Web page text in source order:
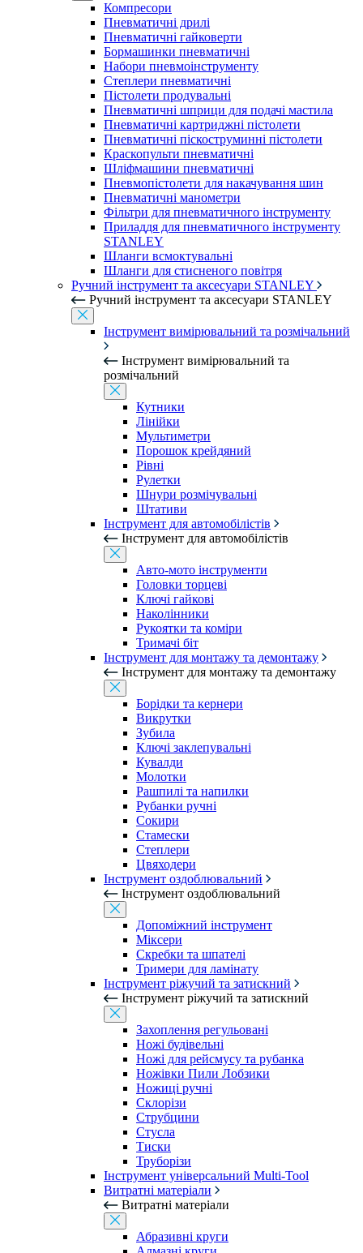
Компресори
Пневматичні дрилі
Пневматичні гайковерти
Бормашинки пневматичні
Набори пневмоінструменту
Степлери пневматичні
Пістолети продувальні
Пневматичні шприци для подачі мастила
Пневматичні картриджні пістолети
Пневматичні піскоструминні пістолети
Краскопульти пневматичні
Шліфмашини пневматичні
Пневмопістолети для накачування шин
Пневматичні манометри
Фільтри для пневматичного інструменту
Приладдя для пневматичного інструменту
STANLEY
Шланги всмоктувальні
Шланги для стисненого повітря
Ручний інструмент та аксесуари STANLEY
Ручний інструмент та аксесуари STANLEY
Інструмент вимірювальний та розмічальний
Інструмент вимірювальний та
розмічальний
Кутники
Лінійки
Мультиметри
Порошок крейдяний
Рівні
Рулетки
Шнури розмічувальні
Штативи
Інструмент для автомобілістів
Інструмент для автомобілістів
Авто-мото інструменти
Головки торцеві
Ключі гайкові
Наколінники
Рукоятки та коміри
Тримачі біт
Інструмент для монтажу та демонтажу
Інструмент для монтажу та демонтажу
Борідки та кернери
Викрутки
Зубила
Ключі заклепувальні
Кувалди
Молотки
Рашпилі та напилки
Рубанки ручні
Сокири
Стамески
Степлери
Цвяходери
Інструмент оздоблювальний
Інструмент оздоблювальний
Допоміжний інструмент
Міксери
Скребки та шпателі
Тримери для ламінату
Інструмент ріжучий та затискний
Інструмент ріжучий та затискний
Захоплення регульовані
Ножі будівельні
Ножі для рейсмусу та рубанка
Ножівки Пили Лобзики
Ножиці ручні
Склорізи
Струбцини
Стусла
Тиски
Труборізи
Інструмент універсальний Multi-Tool
Витратні матеріали
Витратні матеріали
Абразивні круги